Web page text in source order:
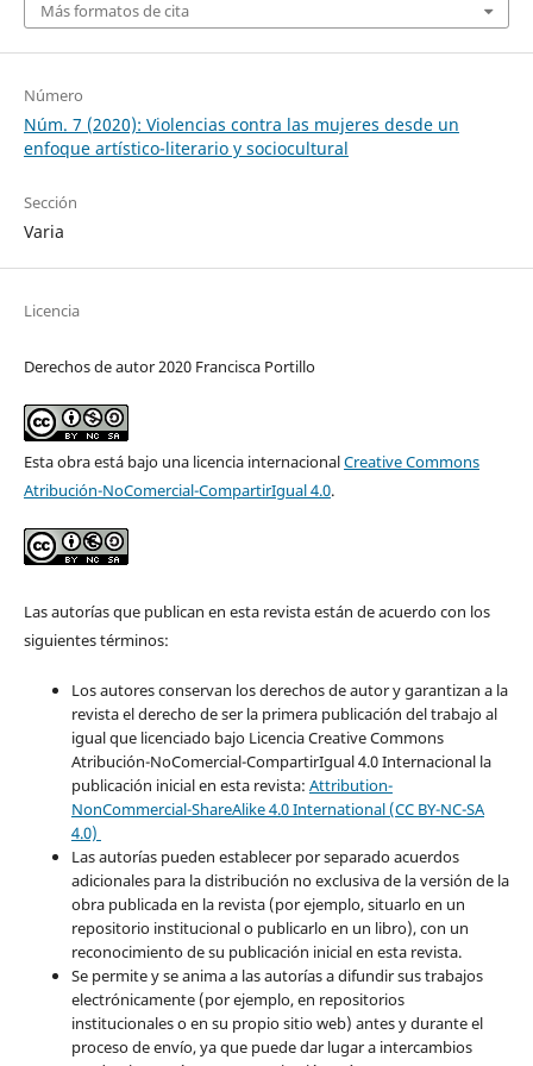
Más formatos de cita
Número
Núm. 7 (2020): Violencias contra las mujeres desde un
enfoque artístico-literario y sociocultural
Sección
Varia
Licencia
Derechos de autor 2020 Francisca Portillo
Esta obra está bajo una licencia internacionalCreative Commons
Atribución-NoComercial-CompartirIgual 4.0.
Las autorías que publican en esta revista están de acuerdo con los
siguientes términos:
Los autores conservan los derechos de autor y garantizan a la
revista el derecho de ser la primera publicación del trabajo al
igual que licenciado bajo Licencia Creative Commons
Atribución-NoComercial-CompartirIgual 4.0 Internacional la
publicación inicial en esta revista: Attribution-
NonCommercial-ShareAlike 4.0 International (CC BY-NC-SA
4.0)
Las autorías pueden establecer por separado acuerdos
adicionales para la distribución no exclusiva de la versión de la
obra publicada en la revista (por ejemplo, situarlo en un
repositorio institucional o publicarlo en un libro), con un
reconocimiento de su publicación inicial en esta revista.
Se permite y se anima a las autorías a difundir sus trabajos
electrónicamente (por ejemplo, en repositorios
institucionales o en su propio sitio web) antes y durante el
proceso de envío, ya que puede dar lugar a intercambios